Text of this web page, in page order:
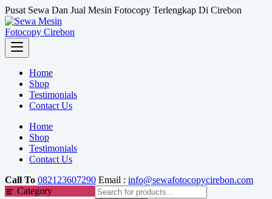
Skip
to
content
Pusat Sewa Dan Jual Mesin Fotocopy Terlengkap Di Cirebon
Home
Shop
Testimonials
Contact Us
Home
Shop
Testimonials
Contact Us
Call To 082123607290 Email : info@sewafotocopycirebon.com
Category